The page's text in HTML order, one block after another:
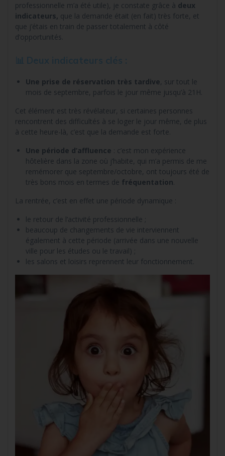
professionnelle m’a été utile), je constate grâce à deux
indicateurs, que la demande était (en fait) très forte, et
que j’étais en train de passer totalement à côté
d’opportunités.
Une prise de réservation très tardive, sur tout le
mois de septembre, parfois le jour même jusqu’à 21H.
Cet élément est très révélateur, si certaines personnes
rencontrent des difficultés à se loger le jour même, de plus
à cette heure-là, c’est que la demande est forte.
Une période d’affluence : c’est mon expérience
hôtelière dans la zone où j’habite, qui m’a permis de me
remémorer que septembre/octobre, ont toujours été de
très bons mois en termes de fréquentation
La rentrée, c’est en effet une période dynamique :
le retour de l’activité professionnelle ;
beaucoup de changements de vie interviennent
également à cette période (arrivée dans une nouvelle
ville pour les études ou le travail) ;
les salons et loisirs reprennent leur fonctionnement.